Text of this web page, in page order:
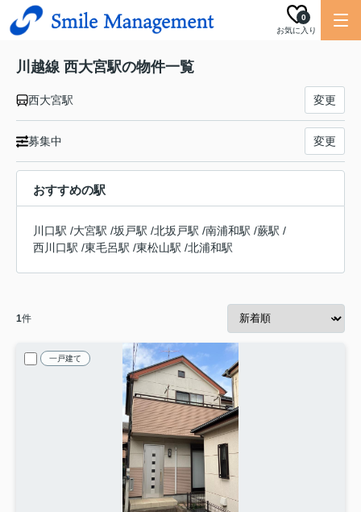
お気に入り
0
川越線 西大宮駅の物件一覧
西大宮駅 変更
募集中 変更
おすすめの駅
川口駅 /大宮駅 /坂戸駅 /北坂戸駅 /南浦和駅 /蕨駅 /
西川口駅 /東毛呂駅 /東松山駅 /北浦和駅
1件
一戸建て